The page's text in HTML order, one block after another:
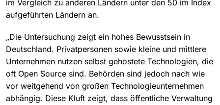
im Vergleich zu anderen Ländern unter den 50 im Index
aufgeführten Ländern an.
„Die Untersuchung zeigt ein hohes Bewusstsein in
Deutschland. Privatpersonen sowie kleine und mittlere
Unternehmen nutzen selbst gehostete Technologien, die
oft Open Source sind. Behörden sind jedoch nach wie
vor weitgehend von großen Technologieunternehmen
abhängig. Diese Kluft zeigt, dass öffentliche Verwaltung